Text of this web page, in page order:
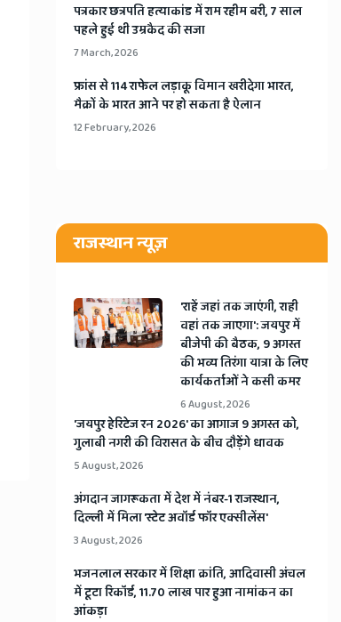
​पत्रकार छत्रपति हत्याकांड में राम रहीम बरी, 7 साल
पहले हुई थी उम्रकैद की सजा
7 March, 2026
​फ्रांस से 114 राफेल लड़ाकू विमान खरीदेगा भारत,
मैक्रों के भारत आने पर हो सकता है ऐलान
12 February, 2026
राजस्थान न्यूज़
'राहें जहां तक जाएंगी, राही
वहां तक जाएगा': जयपुर में
बीजेपी की बैठक, 9 अगस्त
की भव्य तिरंगा यात्रा के लिए
कार्यकर्ताओं ने कसी कमर
6 August, 2026
​'जयपुर हेरिटेज रन 2026' का आगाज 9 अगस्त को,
गुलाबी नगरी की विरासत के बीच दौड़ेंगे धावक
5 August, 2026
अंगदान जागरूकता में देश में नंबर-1 राजस्थान,
दिल्ली में मिला 'स्टेट अवॉर्ड फॉर एक्सीलेंस'
3 August, 2026
भजनलाल सरकार में शिक्षा क्रांति, आदिवासी अंचल
में टूटा रिकॉर्ड, 11.70 लाख पार हुआ नामांकन का
आंकड़ा